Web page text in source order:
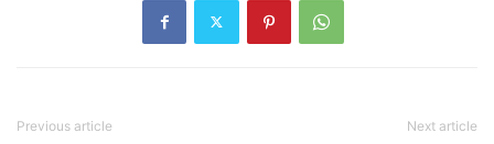
Previous article Next article